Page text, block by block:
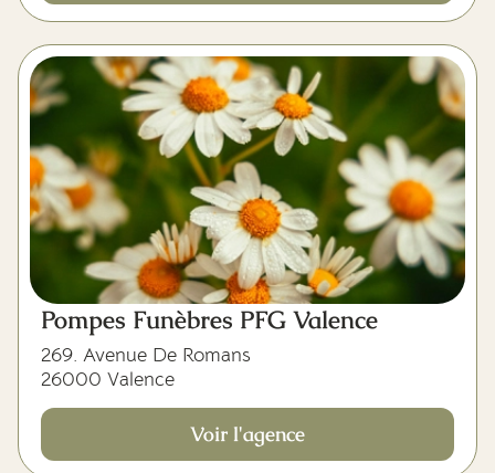
Pompes Funèbres PFG Valence
269. Avenue De Romans
26000 Valence
Voir l'agence